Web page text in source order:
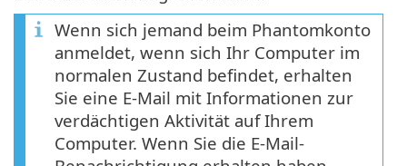
Wenn sich jemand beim Phantomkonto
anmeldet, wenn sich Ihr Computer im
normalen Zustand befindet, erhalten
Sie eine E-Mail mit Informationen zur
verdächtigen Aktivität auf Ihrem
Computer. Wenn Sie die E-Mail-